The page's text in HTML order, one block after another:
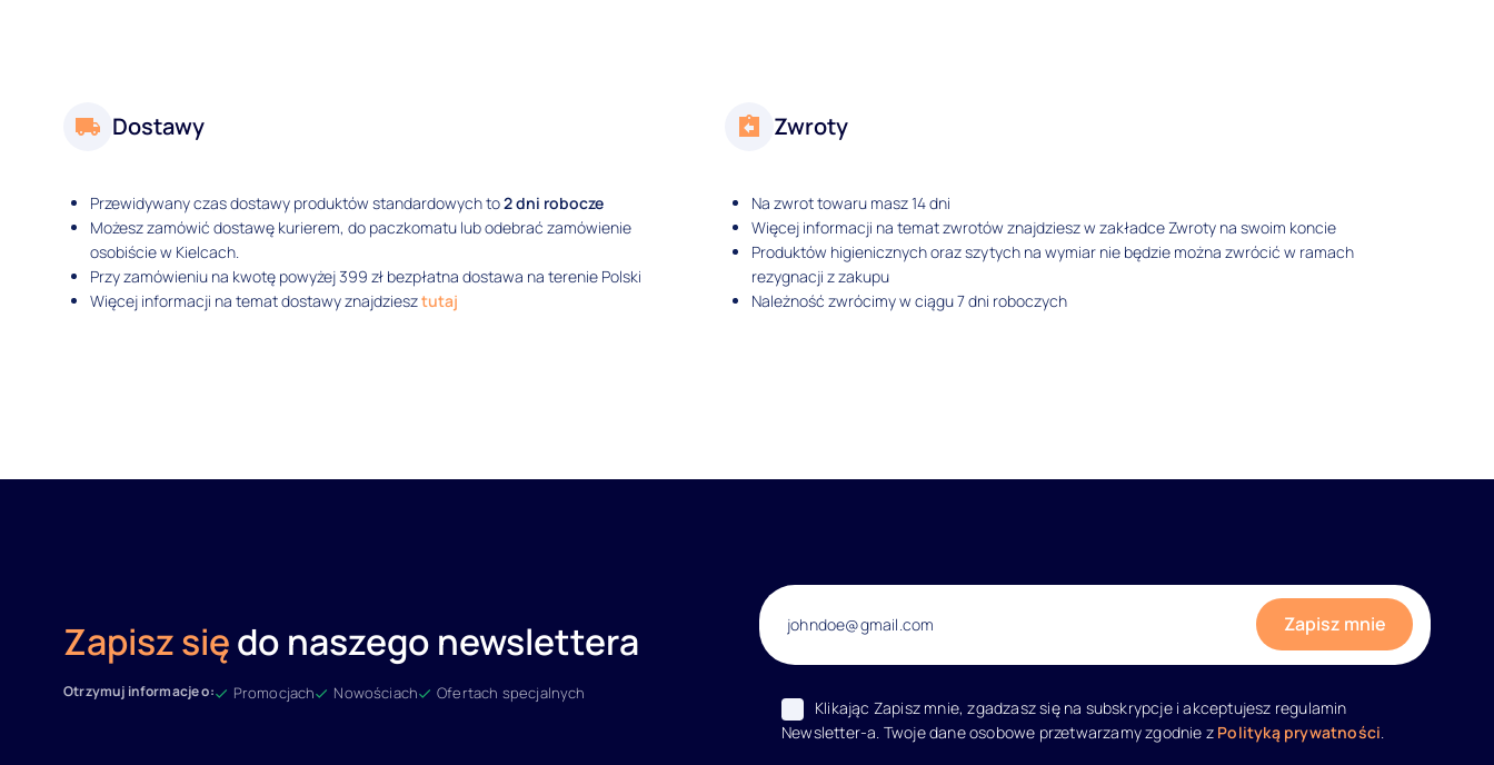
Dostawy
Przewidywany czas dostawy produktów standardowych to2 dni robocze
Możesz zamówić dostawę kurierem, do paczkomatu lub odebrać zamówienie
osobiście w Kielcach.
Przy zamówieniu na kwotę powyżej 399 zł bezpłatna dostawa na terenie Polski
Więcej informacji na temat dostawy znajdziesztutaj
Zwroty
Na zwrot towaru masz 14 dni
Więcej informacji na temat zwrotów znajdziesz w zakładce Zwroty na swoim koncie
Produktów higienicznych oraz szytych na wymiar nie będzie można zwrócić w ramach
rezygnacji z zakupu
Należność zwrócimy w ciągu 7 dni roboczych
Zapisz siędo naszego newslettera
Otrzymuj informacje o: Promocjach Nowościach Ofertach specjalnych
Klikając Zapisz mnie, zgadzasz się na subskrypcje i akceptujesz regulamin
Newsletter-a. Twoje dane osobowe przetwarzamy zgodnie z Polityką prywatności.